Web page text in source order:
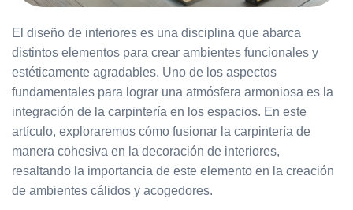
El diseño de interiores es una disciplina que abarca
distintos elementos para crear ambientes funcionales y
estéticamente agradables. Uno de los aspectos
fundamentales para lograr una atmósfera armoniosa es la
integración de la carpintería en los espacios. En este
artículo, exploraremos cómo fusionar la carpintería de
manera cohesiva en la decoración de interiores,
resaltando la importancia de este elemento en la creación
de ambientes cálidos y acogedores.